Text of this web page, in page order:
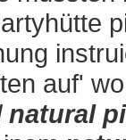
auf'
natural